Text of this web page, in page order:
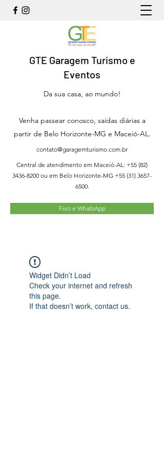
GTE Garagem Turismo e
Eventos
Da sua casa, ao mundo!
Venha passear conosco, saídas diárias a
partir de Belo Horizonte-MG e Maceió-AL.
contato@garagemturismo.com.br
Central de atendimento em Maceió-AL: +55 (82)
3436-8200 ou em Belo Horizonte-MG +55 (31) 3657-
6500.
Fixo e WhatsApp
Widget Didn’t Load
Check your internet and refresh
this page.
If that doesn’t work, contact us.